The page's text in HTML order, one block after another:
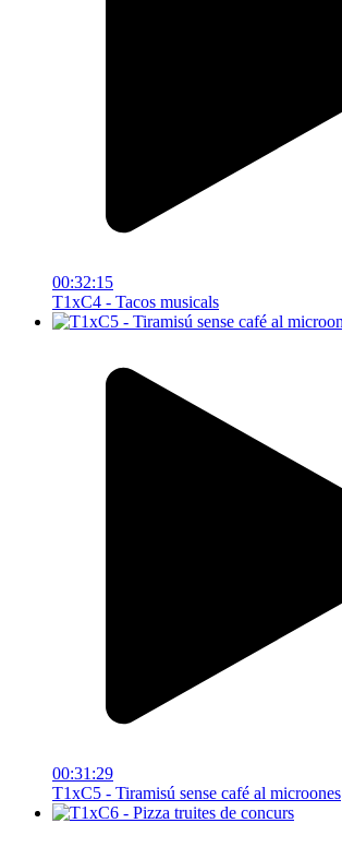
00:32:15
T1xC4 - Tacos musicals
00:31:29
T1xC5 - Tiramisú sense café al microones